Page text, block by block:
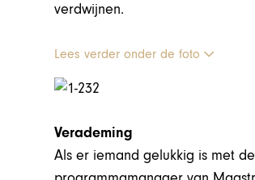
verdwijnen.
Lees verder onder de foto
Verademing
Als er iemand gelukkig is met